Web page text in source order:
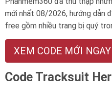
mới nhất 08/2026, hướng dẫn
free gồm nhiều trang bị quý
XEM CODE MỚI
Code Tracksuit